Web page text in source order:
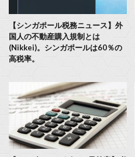
【シンガポール税務ニュース】外
国人の不動産購入規制とは
(Nikkei)。シンガポールは60％の
高税率。